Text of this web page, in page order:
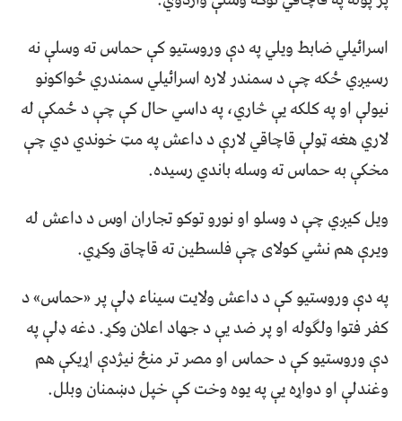
اسرائیلي ضابط ویلي په دې وروستیو کې حماس ته وسلې نه
رسیږي ځکه چې د سمندر لاره اسرائیلي سمندري ځواکونو
نیولې او په کلکه یې څاري، په داسي حال کې چې د ځمکې له
لاري هغه ټولې قاچاقي لارې د داعش په مټ خوندي دي چې
مخکې به حماس ته وسله باندي رسیده.
ویل کیږي چې د وسلو او نورو توکو تجاران اوس د داعش له
ویرې هم نشي کولای چې فلسطین ته قاچاق وکړي.
په دې وروستیو کې د داعش ولایت سیناء ډلې پر «حماس» د
کفر فتوا ولګوله او پر ضد یې د جهاد اعلان وکړ. دغه ډلې په
دې وروستیو کې د حماس او مصر تر منځ نیژدې اړیکې هم
وغندلې او دواړه یې په یوه وخت کې خپل دښمنان وبلل.